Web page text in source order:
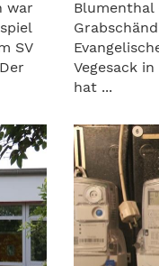
war
SV
Vegesack
hat ...